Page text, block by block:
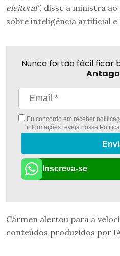
eleitoral”, disse a ministra
sobre inteligência artificial e
Nunca foi tão fácil ficar
Eu concordo em receber
informações reveja nossa
Inscreva-se
Cármen alertou para a
conteúdos produzidos por